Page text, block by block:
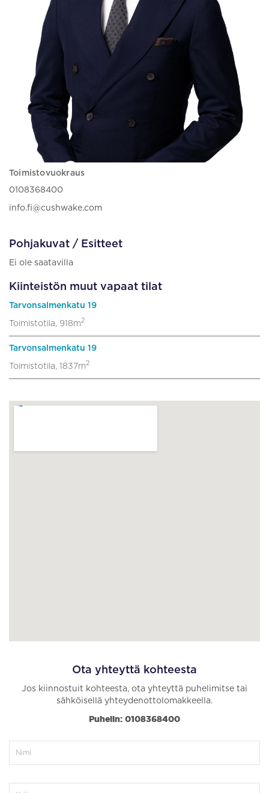
Toimistovuokraus
0108368400
info.fi@cushwake.com
Pohjakuvat / Esitteet
Ei ole saatavilla
Kiinteistön muut vapaat tilat
Tarvonsalmenkatu 19
Toimistotila, 918m2
Tarvonsalmenkatu 19
Toimistotila, 1837m2
Ota yhteyttä kohteesta
Jos kiinnostuit kohteesta, ota yhteyttä puhelimitse tai
sähköisellä yhteydenottolomakkeella.
Puhelin: 0108368400